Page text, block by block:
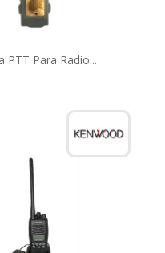
PTT Para Radio...